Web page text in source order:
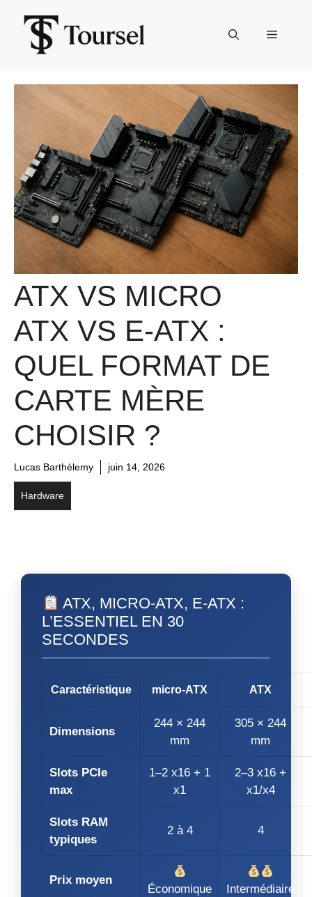
contenu
Menu
ATX VS MICRO
ATX VS E-ATX :
QUEL FORMAT DE
CARTE MÈRE
CHOISIR ?
Lucas Barthélemy juin 14, 2026
Hardware
ATX, MICRO‑ATX, E‑ATX :
L’ESSENTIEL EN 30
SECONDES
Caractéristique micro‑ATX ATX
Dimensions
244 × 244
mm
305 × 244
mm
Slots PCIe
max
1–2 x16 + 1
x1
2–3 x16 +
x1/x4
Slots RAM
typiques
2 à 4 4
Prix moyen
Économique Intermédiaire